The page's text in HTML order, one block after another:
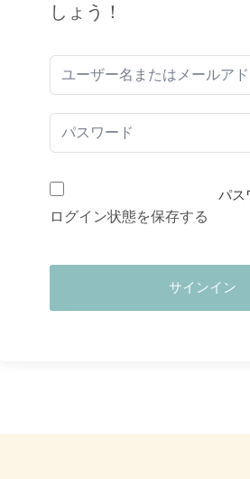
しょう！
ログイン状態を保存する
パス
サインイン